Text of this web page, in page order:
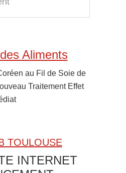
Aliments
au Fil de Soie de
Traitement Effet
TOULOUSE
INTERNET